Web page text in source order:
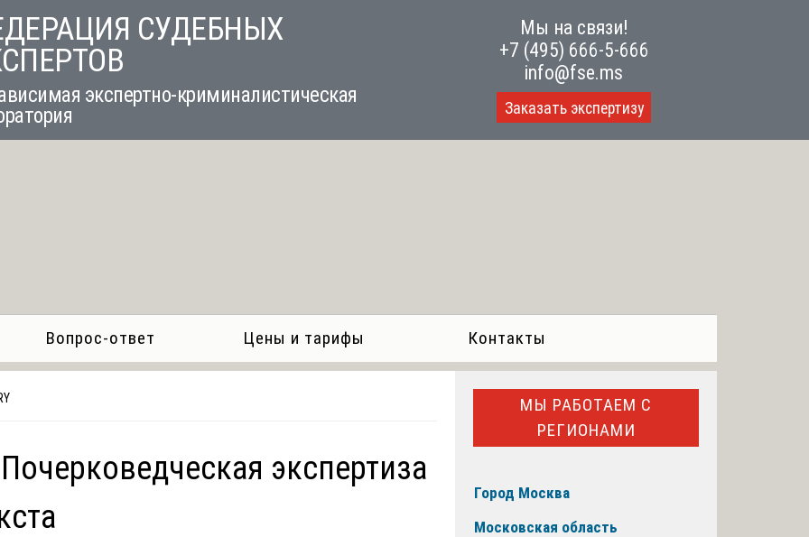
СУДЕБНЫХ
экспертно-криминалистическая
Мы на связи!
+7 (495) 666-5-666
info@fse.ms
Заказать экспертизу
Вопрос-ответ Цены и тарифы Контакты
экспертиза
МЫ РАБОТАЕМ С
РЕГИОНАМИ
Город Москва
Московская область